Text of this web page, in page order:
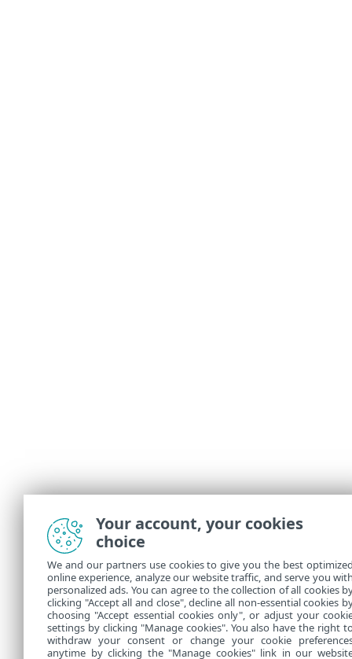
Your account, your cookies
choice
We and our partners use cookies to give you the best
online experience, analyze our website traffic, and serve you
personalized ads. You can agree to the collection of all cookies
clicking "Accept all and close", decline all non-essential cookies
choosing "Accept essential cookies only", or adjust your
settings by clicking "Manage cookies". You also have the right
withdraw your consent or change your cookie
anytime by clicking the "Manage cookies" link in our